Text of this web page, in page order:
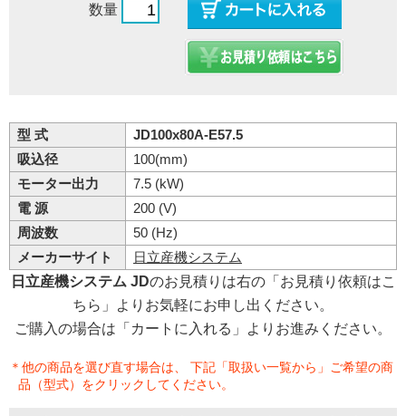
数量
型 式
JD100x80A-E57.5
吸込径
100(mm)
モーター出力
7.5 (kW)
電 源
200 (V)
周波数
50 (Hz)
メーカーサイト
日立産機システム
日立産機システム JDのお見積りは右の「お見積り依頼はこ
ちら」よりお気軽にお申し出ください。
ご購入の場合は「カートに入れる」よりお進みください。
＊他の商品を選び直す場合は、 下記「取扱い一覧から」ご希望の商
品（型式）をクリックしてください。